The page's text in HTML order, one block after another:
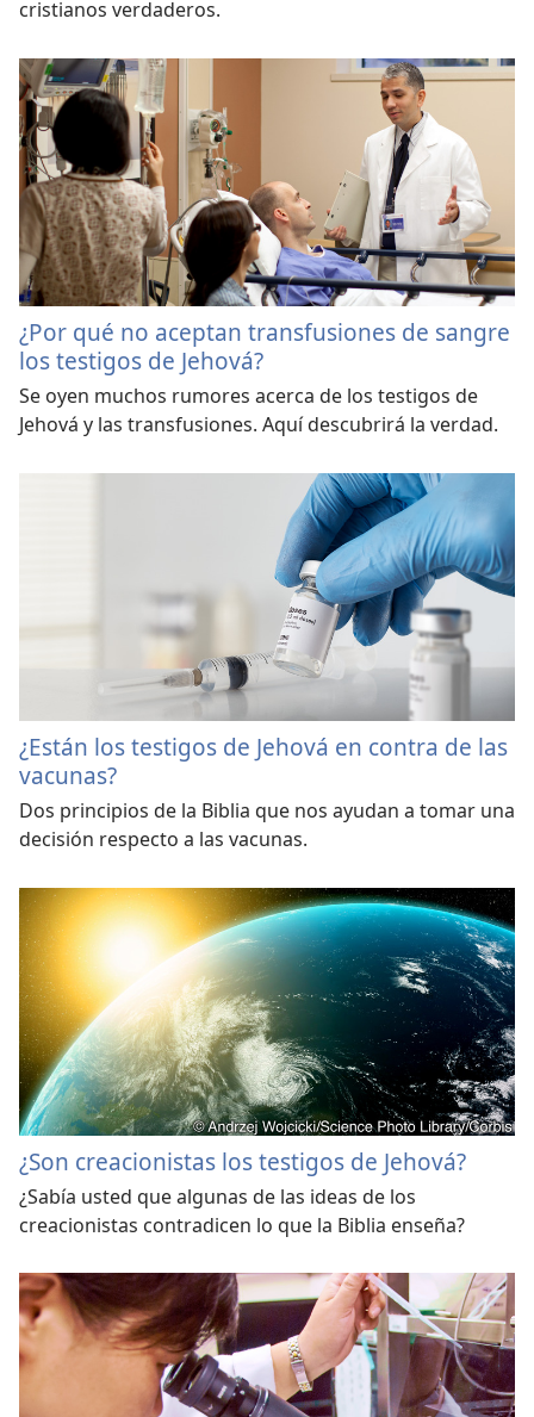
cristianos verdaderos.
¿Por qué no aceptan transfusiones de sangre
los testigos de Jehová?
Se oyen muchos rumores acerca de los testigos de
Jehová y las transfusiones. Aquí descubrirá la verdad.
¿Están los testigos de Jehová en contra de las
vacunas?
Dos principios de la Biblia que nos ayudan a tomar una
decisión respecto a las vacunas.
¿Son creacionistas los testigos de Jehová?
¿Sabía usted que algunas de las ideas de los
creacionistas contradicen lo que la Biblia enseña?